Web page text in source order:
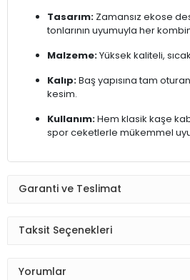
Tasarım: Zamansız ekose
tonlarının uyumuyla her
Malzeme:Yüksek kaliteli,
Kalıp:Baş yapısına tam
kesim.
Kullanım:Hem klasik kaşe
spor ceketlerle mükemmel
Garanti ve Teslimat
Taksit Seçenekleri
Yorumlar